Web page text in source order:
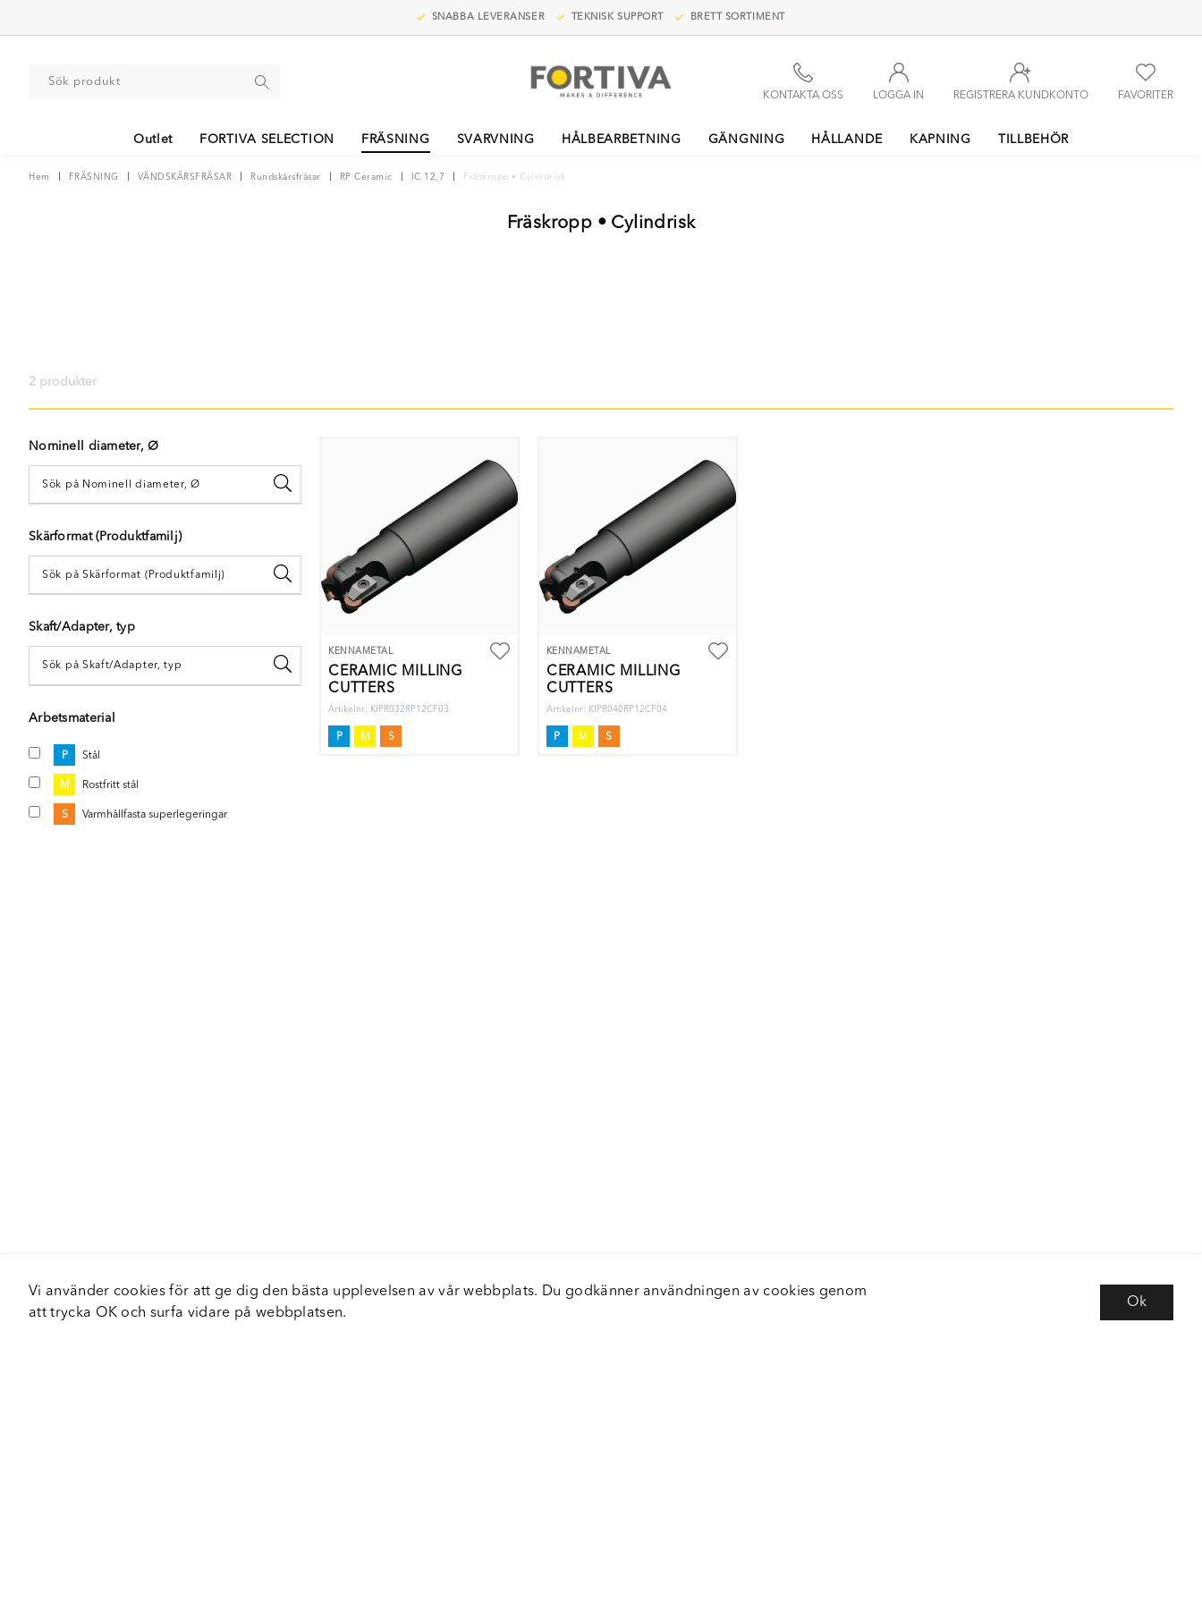
SNABBA LEVERANSER TEKNISK SUPPORT BRETT SORTIMENT
FAVORITER
REGISTRERA KUNDKONTO
LOGGA IN
KONTAKTA OSS
Outlet FORTIVA SELECTION FRÄSNING SVARVNING HÅLBEARBETNING GÄNGNING HÅLLANDE KAPNING TILLBEHÖR
Hem FRÄSNING VÄNDSKÄRSFRÄSAR Rundskärsfräsar RP Ceramic IC 12,7 Fräskropp • Cylindrisk
Fräskropp • Cylindrisk
2 produkter
Nominell diameter, Ø
Skärformat (Produktfamilj)
Skaft/Adapter, typ
Arbetsmaterial
P Stål
M Rostfritt stål
S Varmhållfasta superlegeringar
KENNAMETAL
CERAMIC MILLING
CUTTERS
Artikelnr: KIPR032RP12CF03
P M S
KENNAMETAL
CERAMIC MILLING
CUTTERS
Artikelnr: KIPR040RP12CF04
P M S
Vi använder cookies för att ge dig den bästa upplevelsen av vår webbplats. Du godkänner användningen av cookies genom
att trycka OK och surfa vidare på webbplatsen.
Ok